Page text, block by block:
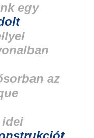
egy
az
idei